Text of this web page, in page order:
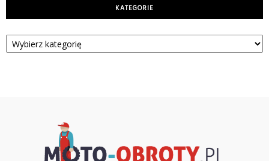
KATEGORIE
Kategorie